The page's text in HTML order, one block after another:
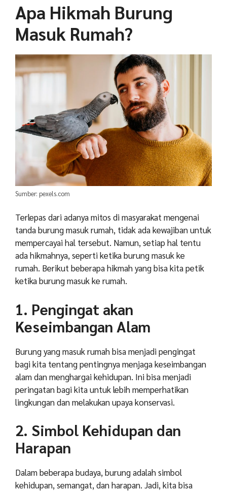
Apa Hikmah Burung
Masuk Rumah?
Sumber: pexels.com
Terlepas dari adanya mitos di masyarakat mengenai
tanda burung masuk rumah, tidak ada kewajiban untuk
mempercayai hal tersebut. Namun, setiap hal tentu
ada hikmahnya, seperti ketika burung masuk ke
rumah. Berikut beberapa hikmah yang bisa kita petik
ketika burung masuk ke rumah.
1. Pengingat akan
Keseimbangan Alam
Burung yang masuk rumah bisa menjadi pengingat
bagi kita tentang pentingnya menjaga keseimbangan
alam dan menghargai kehidupan. Ini bisa menjadi
peringatan bagi kita untuk lebih memperhatikan
lingkungan dan melakukan upaya konservasi.
2. Simbol Kehidupan dan
Harapan
Dalam beberapa budaya, burung adalah simbol
kehidupan, semangat, dan harapan. Jadi, kita bisa